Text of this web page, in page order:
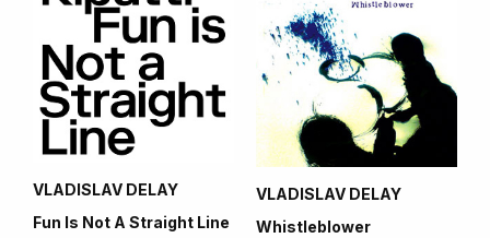
VLADISLAV DELAY
Fun Is Not A Straight Line
VLADISLAV DELAY
Whistleblower